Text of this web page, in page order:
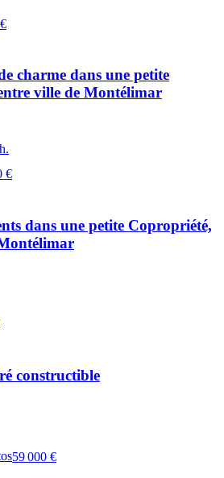
charme dans une petite
ville de Montélimar
€
dans une petite Copropriété,
constructible
59 000 €